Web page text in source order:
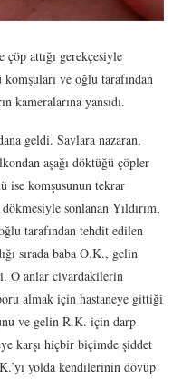
çöp attığı gerekçesiyle
ve oğlu tarafından
kameralarına yansıdı.
geldi. Savlara nazaran,
aşağı döktüğü çöpler
ise komşusunun tekrar
sonlanan Yıldırım,
tarafından tehdit edilen
sırada baba O.K., gelin
O anlar civardakilerin
almak için hastaneye gittiği
ve gelin R.K. için darp
karşı hiçbir biçimde şiddet
yolda kendilerinin dövüp